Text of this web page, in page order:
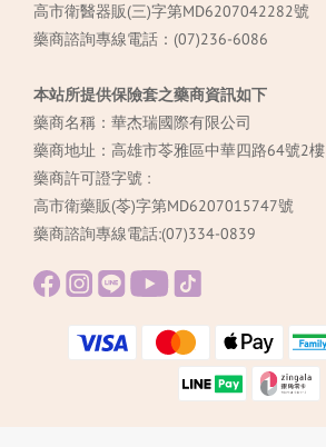
高市衛醫器販(三)字第MD6207042282號
藥商諮詢專線電話：(07)236-6086
本站所提供保險套之藥商資訊如下
藥商名稱：華杰瑞國際有限公司
藥商地址：高雄市苓雅區中華四路64號2樓
藥商許可證字號 :
高市衛藥販(苓)字第MD6207015747號
藥商諮詢專線電話:(07)334-0839